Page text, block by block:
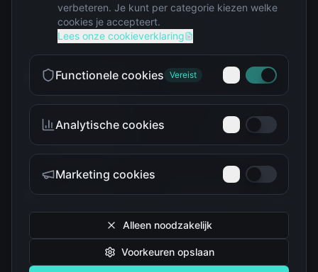
The Simpsons
Troetelbeertjes
verbeteren. Je kunt per categorie kiezen welke
cookies je accepteert.
Lees onze cookieverklaring
Functionele cookies Vereist
Analytische cookies
Marketing cookies
Alleen noodzakelijk
Voorkeuren opslaan